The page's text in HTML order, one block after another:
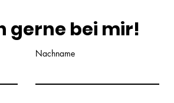
gerne bei mir!
Nachname